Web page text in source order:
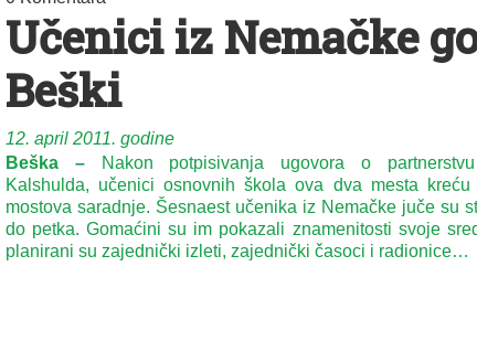
Učenici iz Nemačke
Beški
12. april 2011. godine
Beška –
Nakon potpisivanja ugovora o
Kalshulda, učenici osnovnih škola ova dva mesta kreću
mostova saradnje. Šesnaest učenika iz Nemačke juče su
do petka. Gomaćini su im pokazali znamenitosti svoje
planirani su zajednički izleti, zajednički časoci i radionice…